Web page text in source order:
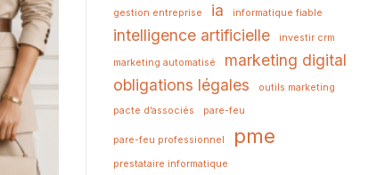
gestion entreprise ia informatique fiable
intelligence artificielle investir crm
marketing automatisé
marketing digital
obligations légales
outils marketing
pacte d’associés
pare-feu
pare-feu professionnel pme
prestataire informatique